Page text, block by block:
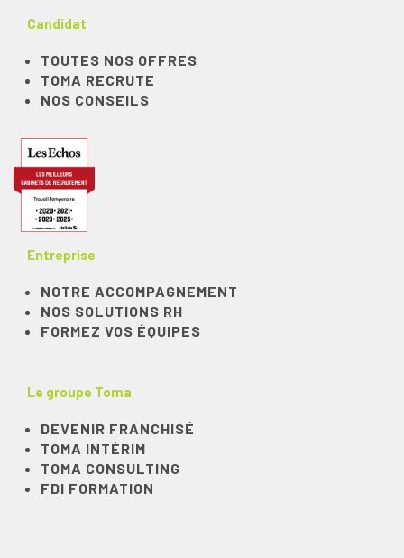
Candidat
TOUTES NOS OFFRES
TOMA RECRUTE
NOS CONSEILS
Entreprise
NOTRE ACCOMPAGNEMENT
NOS SOLUTIONS RH
FORMEZ VOS ÉQUIPES
Le groupe Toma
DEVENIR FRANCHISÉ
TOMA INTÉRIM
TOMA CONSULTING
FDI FORMATION